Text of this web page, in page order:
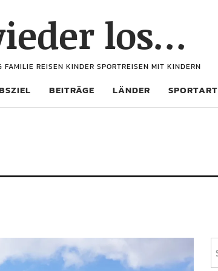
los…
FAMILIE REISEN KINDER SPORTREISEN MIT KINDERN
BEITRÄGE LÄNDER SPORTART